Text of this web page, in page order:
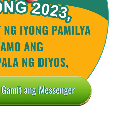
personal na maranasan
gawain ng Diyos, at hindi
masaganang
at tunay na
sa katawang-tao.
Espiritu ng mga bagay
mahirap para sa kanyang
ang kaliwanagan ng